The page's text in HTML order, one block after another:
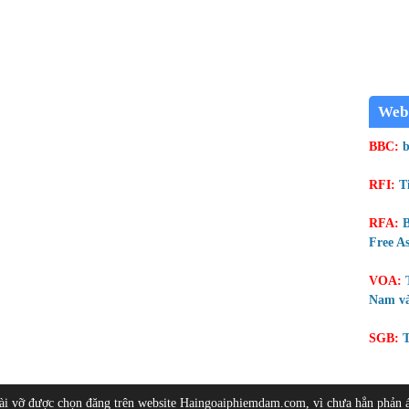
BBC:
RFI:
RFA:
Free
VOA:
Nam
SGB:
vỡ được chọn đăng trên website Haingoaiphiemdam.com, vì chưa hẳn